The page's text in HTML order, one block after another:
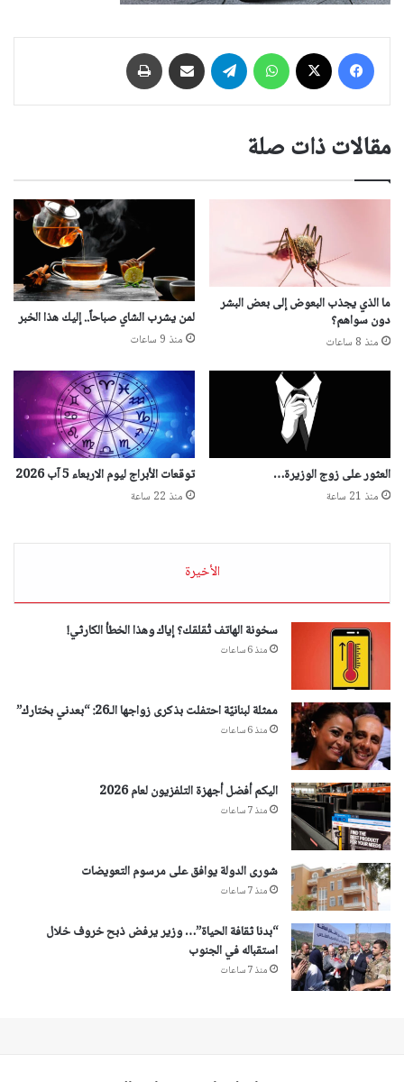
فيسبوك واتساب تيلقرام مشاركة عبر البريد
مقالات ذات صلة
ما الذي يجذب البعوض إلى بعض البشر
دون سواهم؟
منذ 8 ساعات
لمن يشرب الشاي صباحاً.. إليك هذا الخبر
منذ 9 ساعات
العثور على زوج الوزيرة…
منذ 21 ساعة
توقعات الأبراج ليوم الاربعاء 5 آب 2026
منذ 22 ساعة
الأخيرة
سخونة الهاتف تُقلقك؟ إياك وهذا الخطأ الكارثي!
منذ 6 ساعات
ممثلة لبنانيّة احتفلت بذكرى زواجها الـ26: “بعدني بختارك”
منذ 6 ساعات
اليكم أفضل أجهزة التلفزيون لعام 2026
منذ 7 ساعات
شورى الدولة يوافق على مرسوم التعويضات
منذ 7 ساعات
“بدنا ثقافة الحياة”… وزير يرفض ذبح خروف خلال
استقباله في الجنوب
منذ 7 ساعات